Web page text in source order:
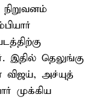
இதில் தெலுங்கு
விஜய், அச்யுத்
முக்கிய